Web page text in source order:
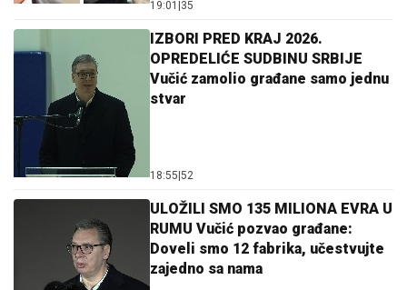
19:01 35
IZBORI PRED KRAJ 2026.
OPREDELIĆE SUDBINU SRBIJE
Vučić zamolio građane samo jednu
stvar
18:55 52
ULOŽILI SMO 135 MILIONA EVRA U
RUMU Vučić pozvao građane:
Doveli smo 12 fabrika, učestvujte
zajedno sa nama